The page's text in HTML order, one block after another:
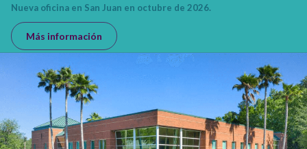
Nueva oficina en San Juan en octubre de 2026.
Más información